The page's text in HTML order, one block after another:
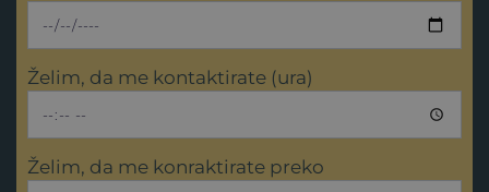
Želim, da me kontaktirate (ura)
Želim, da me konraktirate preko